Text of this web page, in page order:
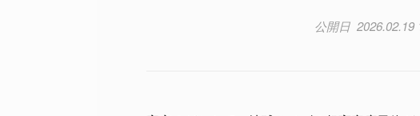
2026.02.19